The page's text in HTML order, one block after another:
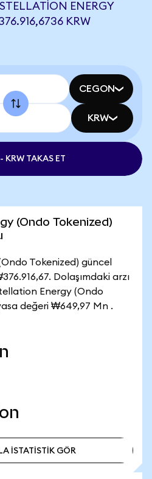
ENERGY
KRW
CEGON
KRW
KRW TAKAS ET
(Ondo Tokenized)
Tokenized) güncel
Dolaşımdaki arzı
Energy (Ondo
değeri ₩649,97 Mn .
İSTATİSTİK GÖR